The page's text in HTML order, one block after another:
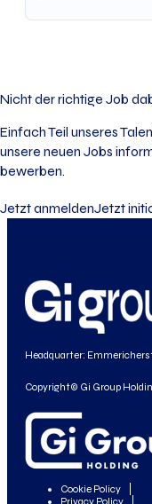
Nicht der richtige Job
Einfach Teil unseres
unsere neuen Jobs
bewerben.
Jetzt anmeldenJetzt
Headquarter:
Copyright© Gi Group
Cookie Policy